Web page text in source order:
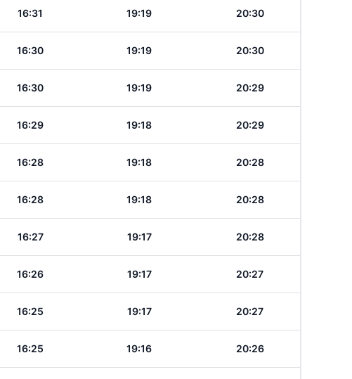
16:31 19:19 20:30
16:30 19:19 20:30
16:30 19:19 20:29
16:29 19:18 20:29
16:28 19:18 20:28
16:28 19:18 20:28
16:27 19:17 20:28
16:26 19:17 20:27
16:25 19:17 20:27
16:25 19:16 20:26